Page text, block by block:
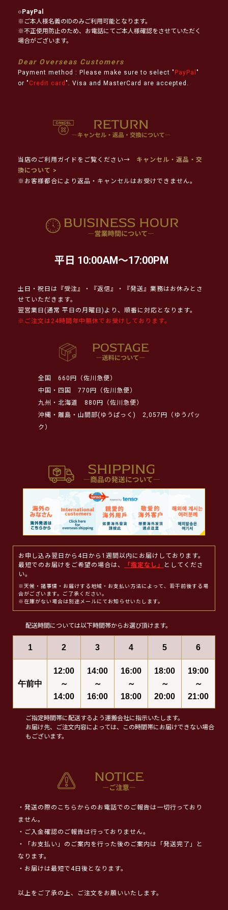
○PayPal
※ご本人様名義のIDのみご利用可能となります。
※不正使用防止のため、お電話にてご本人様確認をさせていただく
場合がございます。
Dear Overseas Customers
Payment method : Please make sure to select " PayPal "
or " Credit card ". Visa and MasterCard are accepted.
当店のご利用ガイドをご覧ください→
キャンセル・返品・交
換について >
※お客様都合により返品・キャンセルはお受けできません。
平日 10:00AM～17:00PM
土日・祝日は『受注』・『返信』・『発送』業務はお休みとさ
せていただきます。
翌営業日(通常 平日の月曜日)より、順番に対応となります。
※ご注文は24時間年中無休でお受けしております。
全国
660円（佐川急便）
中国・四国
770円（佐川急便）
九州・北海道
880円（佐川急便）
沖縄・離島・山間部(ゆうぱっく)
2,057円（ゆうパッ
ク）
お申し込み翌日から4日から1週間以内にお届けしております。
最短でのお届けをご希望の場合は、
「指定なし」
としてくださ
い。
※天候・諸事情・お届けする地域・お支払い方法によって、若干前後する場
合がございます。ご了承ください。
※在庫がない場合は別途メールにてお知らせいたします。
配送時間については以下時間帯からお選び頂けます。
1 2 3 4 5 6
午前中
12:00
～
14:00
14:00
～
16:00
16:00
～
18:00
18:00
～
20:00
19:00
～
21:00
ご指定時間帯に配送するよう運搬会社に指示いたします。
お届け先、ご注文内容によっては、この時間帯にお届けできない場合
もございます。
・発送の際のこちらからのお電話でのご報告は一切行っており
ません。
・ご入金確認のご報告は行っておりません。
・「お支払い」のご案内を行った後のご案内は「発送完了」と
なります。
・お届けは最短で4日後となります。
以上をご了承の上、ご注文をお願いいたします。